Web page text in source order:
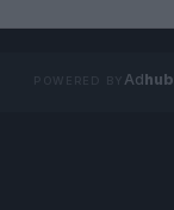
Adhub